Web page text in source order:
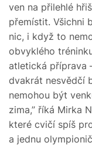
ven na přilehlé
přemístit. Všichni
nic, i když to
obvyklého
atletická příprava
dvakrát nesvědčí
nemohou být
zima,” říká Mirka
které cvičí spíš
a jednu